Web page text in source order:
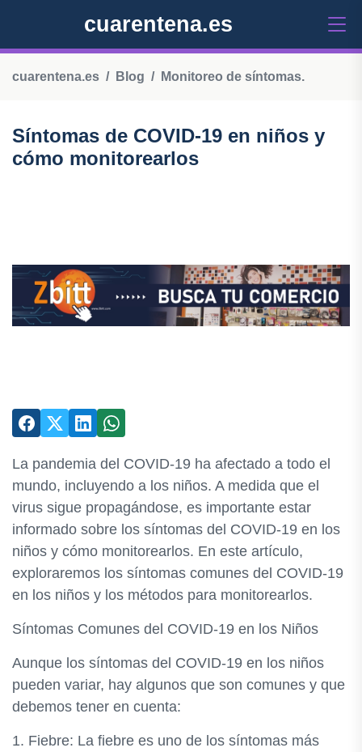
cuarentena.es
cuarentena.es Blog Monitoreo de síntomas.
Síntomas de COVID-19 en niños y
cómo monitorearlos
La pandemia del COVID-19 ha afectado a todo el
mundo, incluyendo a los niños. A medida que el
virus sigue propagándose, es importante estar
informado sobre los síntomas del COVID-19 en los
niños y cómo monitorearlos. En este artículo,
exploraremos los síntomas comunes del COVID-19
en los niños y los métodos para monitorearlos.
Síntomas Comunes del COVID-19 en los Niños
Aunque los síntomas del COVID-19 en los niños
pueden variar, hay algunos que son comunes y que
debemos tener en cuenta:
1. Fiebre: La fiebre es uno de los síntomas más